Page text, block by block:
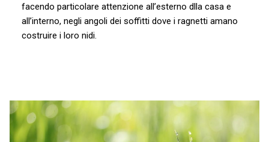
facendo particolare attenzione all’esterno dlla casa e
all’interno, negli angoli dei soffitti dove i ragnetti amano
costruire i loro nidi.